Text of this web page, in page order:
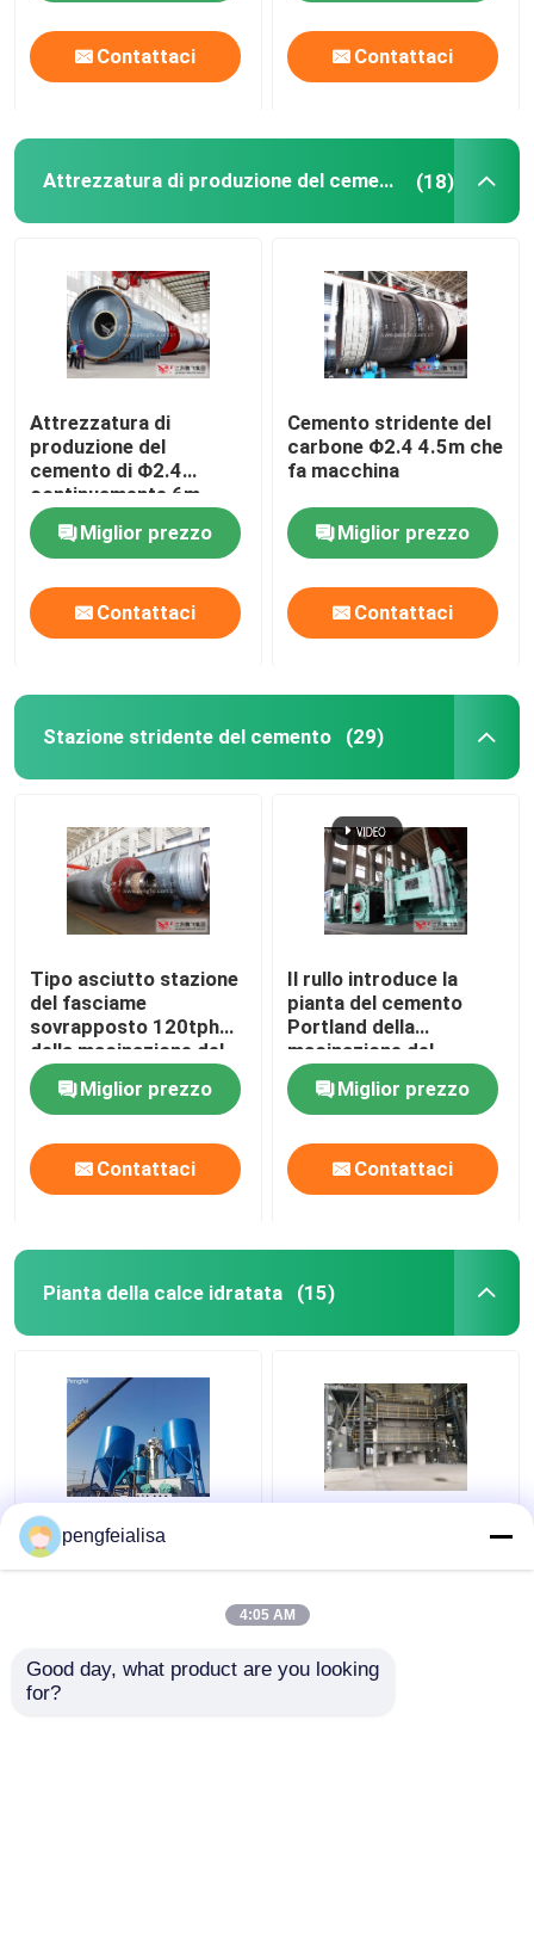
Contattaci Contattaci
Attrezzatura di produzione del cemento (18)
Attrezzatura di
produzione del
cemento di Φ2.4
continuamente 6m
Miglior prezzo
Contattaci
Cemento stridente del
carbone Φ2.4 4.5m che
fa macchina
Miglior prezzo
Contattaci
Stazione stridente del cemento (29)
Tipo asciutto stazione
del fasciame
sovrapposto 120tph
della macinazione del
cemento
Miglior prezzo
Contattaci
Il rullo introduce la
pianta del cemento
Portland della
macinazione del
fasciame sovrapposto
Miglior prezzo
Contattaci
Pianta della calce idratata (15)
Calce rapida 10000
Ton Hydrated Lime
Calce viva tpy di iso del
pengfeialisa
4:05 AM
Good day, what product are you looking
for?